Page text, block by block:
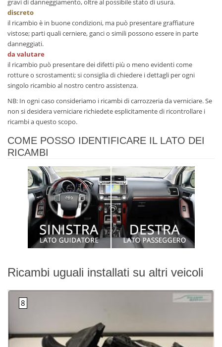
gravi di danneggiamento, oltre al possibile stato di usura.
discreto
il ricambio è in buone condizioni, ma può presentare graffiature
vistose; parti quali cerniere, ganci o simili possono essere in parte
danneggiati.
da valutare
il ricambio può presentare dei difetti più o meno evidenti come
rotture o scrostamenti; si consiglia di chiedere i dettagli per ogni
singolo ricambio al nostro centro assistenza.
NB: In ogni caso consideriamo i ricambi di carrozzeria da verniciare. Se
non si desidera verniciare richiedete esplicitamente di ricontrollare i
ricambi a questo scopo.
COME POSSO IDENTIFICARE IL LATO DEI
RICAMBI
Ricambi uguali installati su altri veicoli